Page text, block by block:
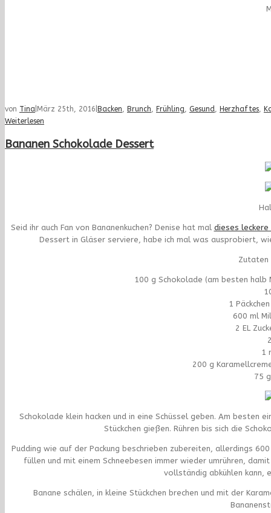
von Tina März 25th, 2016 Backen, Brunch, Frühling, Gesund, Herzhaftes,
Weiterlesen
Bananen Schokolade Dessert
Seid ihr auch Fan von Bananenkuchen? Denise hat mal dieses
Dessert in Gläser serviere, habe ich mal was ausprobiert,
Zutaten
100 g Schokolade (am besten
1
600 ml
2 EL
1
200 g
75
Schokolade klein hacken und in eine Schüssel geben. Am besten
Stückchen gießen. Rühren bis sich die
Pudding wie auf der Packung beschrieben zubereiten, allerdings
füllen und mit einem Schneebesen immer wieder umrühren,
vollständig abkühlen kann,
Banane schälen, in kleine Stückchen brechen und mit der